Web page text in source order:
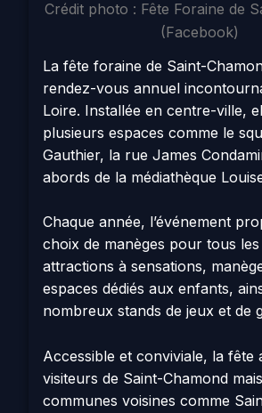
Crédit photo : Fête Foraine de
(Facebook)
La fête foraine de Saint-
rendez-vous annuel
Loire. Installée en centre-ville,
plusieurs espaces comme le
Gauthier, la rue James
abords de la médiathèque
Chaque année, l’événement
choix de manèges pour tous
attractions à sensations,
espaces dédiés aux enfants,
nombreux stands de jeux et de
Accessible et conviviale, la fête
visiteurs de Saint-Chamond
communes voisines comme